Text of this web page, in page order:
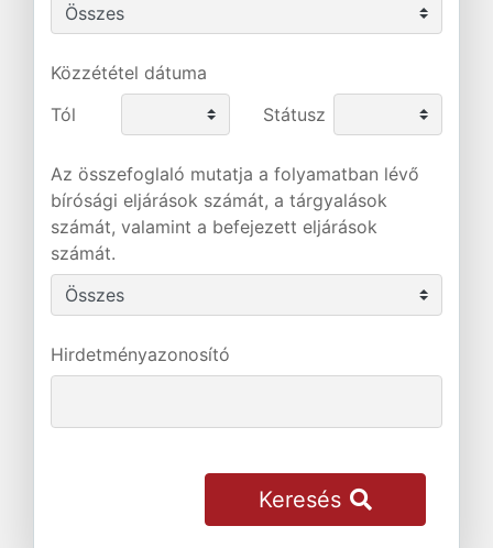
Közzététel dátuma
Tól
Státusz
Az összefoglaló mutatja a folyamatban lévő
bírósági eljárások számát, a tárgyalások
számát, valamint a befejezett eljárások
számát.
Hirdetményazonosító
Keresés